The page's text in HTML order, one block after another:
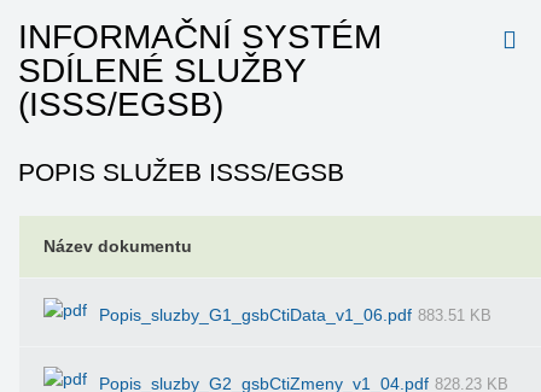
INFORMAČNÍ SYSTÉM
SDÍLENÉ SLUŽBY
(ISSS/EGSB)
POPIS SLUŽEB ISSS/EGSB
Název dokumentu
Popis_sluzby_G1_gsbCtiData_v1_06.pdf 883.51 KB
Popis_sluzby_G2_gsbCtiZmeny_v1_04.pdf 828.23 KB